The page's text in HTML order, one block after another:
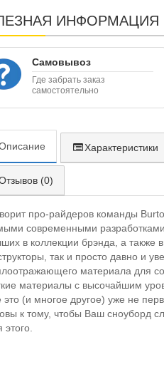
ИНФОРМАЦИЯ
Самовывоз
Где забрать заказ
самостоятельно
Характеристики
(0)
про-райдеров команды
современными
в коллекции брэнда, а также
так и просто давно и
материала для
материалы с высочайшим
это (и многое другое) уже не
к тому, чтобы Ваш сноуборд
этого.